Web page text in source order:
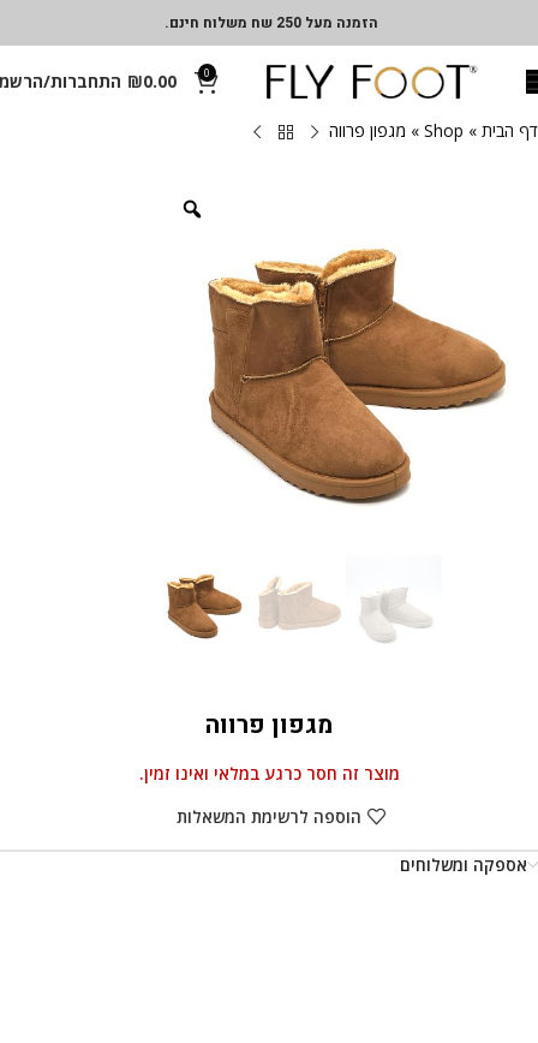
הזמנה מעל 250 שח משלוח חינם.
0
₪0.00 התחברות/
דף הבית »
Shop
» מגפון פרווה
מגפון פרווה
מוצר זה חסר כרגע במלאי ואינו זמין.
הוספה לרשימת המשאלות
אספקה ומשלוחים